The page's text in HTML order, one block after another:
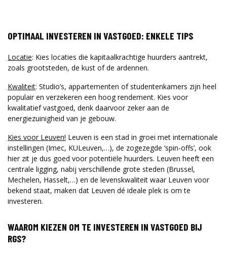
OPTIMAAL INVESTEREN IN VASTGOED: ENKELE TIPS
Locatie: Kies locaties die kapitaalkrachtige huurders aantrekt,
zoals grootsteden, de kust of de ardennen.
Kwaliteit: Studio’s, appartementen of studentenkamers zijn heel
populair en verzekeren een hoog rendement. Kies voor
kwalitatief vastgoed, denk daarvoor zeker aan de
energiezuinigheid van je gebouw.
Kies voor Leuven! Leuven is een stad in groei met internationale
instellingen (Imec, KULeuven,…), de zogezegde ‘spin-offs’, ook
hier zit je dus goed voor potentiële huurders. Leuven heeft een
centrale ligging, nabij verschillende grote steden (Brussel,
Mechelen, Hasselt,…) en de levenskwaliteit waar Leuven voor
bekend staat, maken dat Leuven dé ideale plek is om te
investeren.
WAAROM KIEZEN OM TE INVESTEREN IN VASTGOED BIJ
RGS?